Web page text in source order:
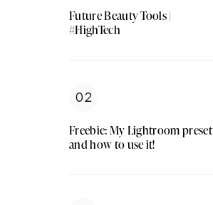
Future Beauty Tools |
#HighTech
Freebie: My Lightroom preset
and how to use it!